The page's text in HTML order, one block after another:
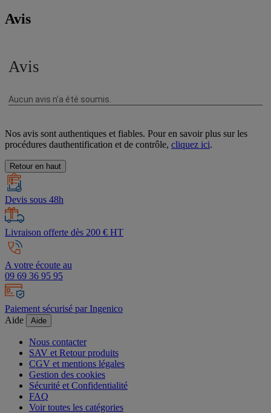
Avis
Nos avis sont authentiques et fiables. Pour en savoir plus sur les
procédures dauthentification et de contrôle, cliquez ici.
Retour en haut
Devis sous 48h
Livraison offerte dès 200 € HT
A votre écoute au
09 69 36 95 95
Paiement sécurisé par Ingenico
Aide
Aide
Nous contacter
SAV et Retour produits
CGV et mentions légales
Gestion des cookies
Sécurité et Confidentialité
FAQ
Voir toutes les catégories